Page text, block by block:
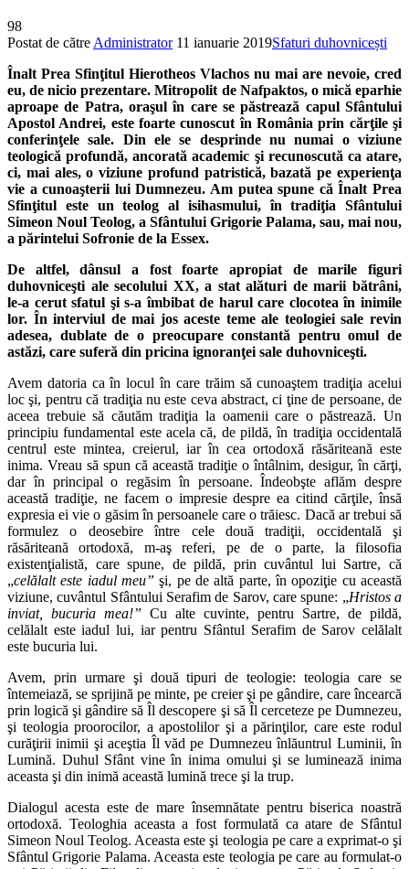
98
Postat de către Administrator 11 ianuarie 2019Sfaturi duhovnicești
Înalt Prea Sfinţitul Hierotheos Vlachos nu mai are nevoie, cred
eu, de nicio prezentare. Mitropolit de Nafpaktos, o mică eparhie
aproape de Patra, oraşul în care se păstrează capul Sfântului
Apostol Andrei, este foarte cunoscut în România prin cărţile şi
conferinţele sale. Din ele se desprinde nu numai o viziune
teologică profundă, ancorată academic şi recunoscută ca atare,
ci, mai ales, o viziune profund patristică, bazată pe experienţa
vie a cunoaşterii lui Dumnezeu. Am putea spune că Înalt Prea
Sfinţitul este un teolog al isihasmului, în tradiţia Sfântului
Simeon Noul Teolog, a Sfântului Grigorie Palama, sau, mai nou,
a părintelui Sofronie de la Essex.
De altfel, dânsul a fost foarte apropiat de marile figuri
duhovniceşti ale secolului XX, a stat alături de marii bătrâni,
le‑a cerut sfatul şi s‑a îmbibat de harul care clocotea în inimile
lor. În interviul de mai jos aceste teme ale teologiei sale revin
adesea, dublate de o preocupare constantă pentru omul de
astăzi, care suferă din pricina ignoranţei sale duhovniceşti.
Avem datoria ca în locul în care trăim să cunoaştem tradiţia acelui
loc şi, pentru că tradiţia nu este ceva abstract, ci ţine de persoane, de
aceea trebuie să căutăm tradiţia la oamenii care o păstrează. Un
principiu fundamental este acela că, de pildă, în tradiţia occidentală
centrul este mintea, creierul, iar în cea ortodoxă răsăriteană este
inima. Vreau să spun că această tradiţie o întâlnim, desigur, în cărţi,
dar în principal o regăsim în persoane. Îndeobşte aflăm despre
această tradiţie, ne facem o impresie despre ea citind cărţile, însă
expresia ei vie o găsim în persoanele care o trăiesc. Dacă ar trebui să
formulez o deosebire între cele două tradiţii, occidentală şi
răsăriteană ortodoxă, m‑aş referi, pe de o parte, la filosofia
existenţialistă, care spune, de pildă, prin cuvântul lui Sartre, că
„celălalt este iadul meu”şi, pe de altă parte, în opoziţie cu această
viziune, cuvântul Sfântului Serafim de Sarov, care spune: „Hristos a
inviat, bucuria mea!” Cu alte cuvinte, pentru Sartre, de pildă,
celălalt este iadul lui, iar pentru Sfântul Serafim de Sarov celălalt
este bucuria lui.
Avem, prin urmare şi două tipuri de teologie: teologia care se
întemeiază, se sprijină pe minte, pe creier şi pe gândire, care încearcă
prin logică şi gândire să Îl descopere şi să Îl cerceteze pe Dumnezeu,
şi teologia proorocilor, a apostolilor şi a părinţilor, care este rodul
curăţirii inimii şi aceştia Îl văd pe Dumnezeu înlăuntrul Luminii, în
Lumină. Duhul Sfânt vine în inima omului şi se luminează inima
aceasta şi din inimă această lumină trece şi la trup.
Dialogul acesta este de mare însemnătate pentru biserica noastră
ortodoxă. Teologhia aceasta a fost formulată ca atare de Sfântul
Simeon Noul Teolog. Aceasta este şi teologia pe care a exprimat‑o şi
Sfântul Grigorie Palama. Aceasta este teologia pe care au formulat‑o